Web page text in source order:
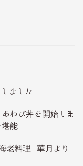
ました
わび丼を開始しま
堪能
老料理 華月より